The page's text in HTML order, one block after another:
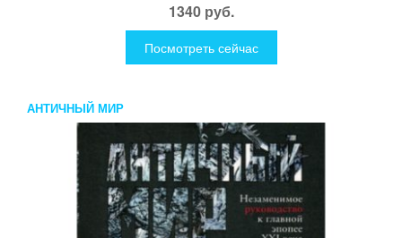
1340 руб.
Посмотреть сейчас
АНТИЧНЫЙ МИР